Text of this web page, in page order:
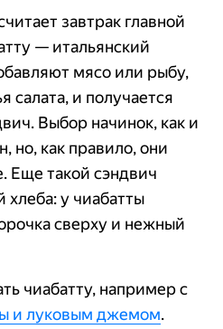
завтрак главной
— итальянский
мясо или рыбу,
салата, и получается
Выбор начинок, как и
но, как правило, они
Еще такой сэндвич
хлеба: у чиабатты
сверху и нежный
чиабатту, например с
и луковым джемом.